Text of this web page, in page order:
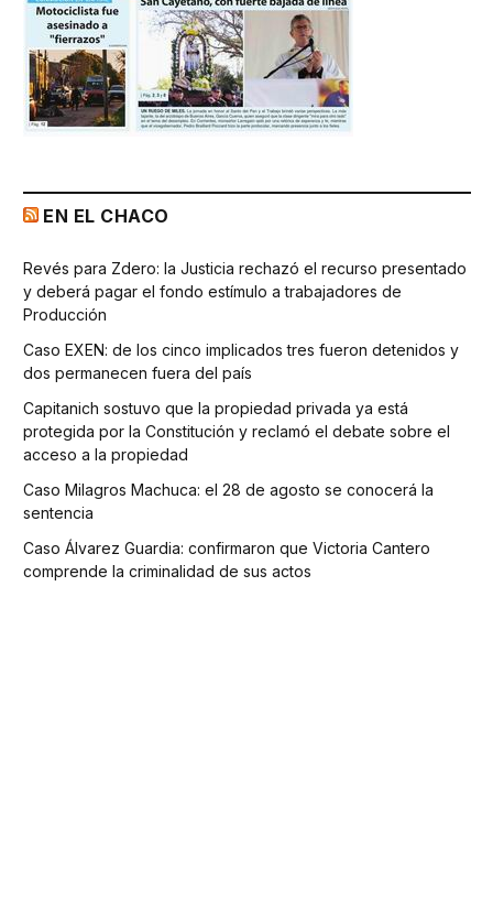
EN EL CHACO
Revés para Zdero: la Justicia rechazó el recurso presentado
y deberá pagar el fondo estímulo a trabajadores de
Producción
Caso EXEN: de los cinco implicados tres fueron detenidos y
dos permanecen fuera del país
Capitanich sostuvo que la propiedad privada ya está
protegida por la Constitución y reclamó el debate sobre el
acceso a la propiedad
Caso Milagros Machuca: el 28 de agosto se conocerá la
sentencia
Caso Álvarez Guardia: confirmaron que Victoria Cantero
comprende la criminalidad de sus actos